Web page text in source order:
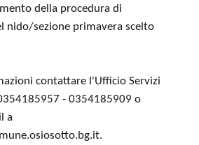
della procedura di
nido/sezione primavera scelto
contattare l'Ufficio Servizi
- 0354185909 o
a